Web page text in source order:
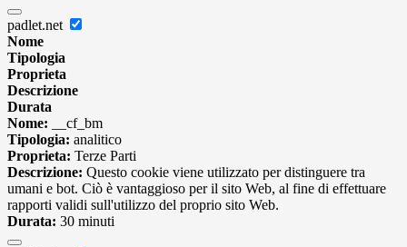
padlet.net
Nome
Tipologia
Proprieta
Descrizione
Durata
Nome: __cf_bm
Tipologia: analitico
Proprieta: Terze Parti
Descrizione: Questo cookie viene utilizzato per distinguere tra
umani e bot. Ciò è vantaggioso per il sito Web, al fine di effettuare
rapporti validi sull'utilizzo del proprio sito Web.
Durata: 30 minuti